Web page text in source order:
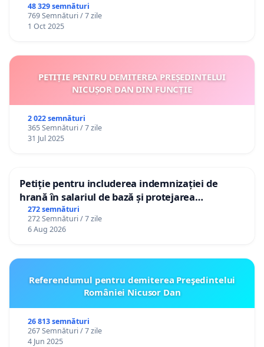
48 329 semnături
769 Semnături / 7 zile
1 Oct 2025
PETIȚIE PENTRU DEMITEREA PREȘEDINTELUI
NICUȘOR DAN DIN FUNCȚIE
2 022 semnături
365 Semnături / 7 zile
31 Jul 2025
Petiție pentru includerea indemnizației de
hrană în salariul de bază și protejarea
gradațiilor de vechime pentru asistenții
personali
272 semnături
272 Semnături / 7 zile
6 Aug 2026
Referendumul pentru demiterea Preşedintelui
României Nicusor Dan
26 813 semnături
267 Semnături / 7 zile
4 Jun 2025